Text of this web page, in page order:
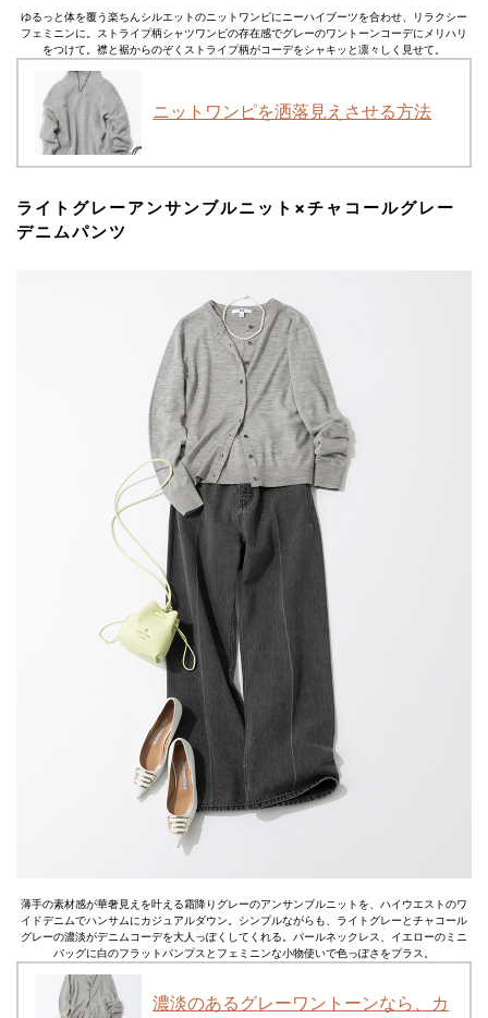
ゆるっと体を覆う楽ちんシルエットのニットワンピにニーハイブーツを合わせ、リラクシー
フェミニンに。ストライプ柄シャツワンピの存在感でグレーのワントーンコーデにメリハリ
をつけて。襟と裾からのぞくストライプ柄がコーデをシャキッと凛々しく見せて。
ニットワンピを洒落見えさせる方法
ライトグレーアンサンブルニット×チャコールグレー
デニムパンツ
薄手の素材感が華奢見えを叶える霜降りグレーのアンサンブルニットを、ハイウエストのワ
イドデニムでハンサムにカジュアルダウン。シンプルながらも、ライトグレーとチャコール
グレーの濃淡がデニムコーデを大人っぽくしてくれる。パールネックレス、イエローのミニ
バッグに白のフラットパンプスとフェミニンな小物使いで色っぽさをプラス。
濃淡のあるグレーワントーンなら、カ